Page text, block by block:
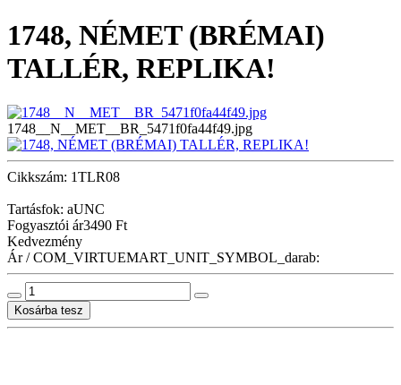
1748, NÉMET (BRÉMAI)
TALLÉR, REPLIKA!
1748__N__MET__BR_5471f0fa44f49.jpg
Cikkszám: 1TLR08
Tartásfok: aUNC
Fogyasztói ár3490 Ft
Kedvezmény
Ár / COM_VIRTUEMART_UNIT_SYMBOL_darab: